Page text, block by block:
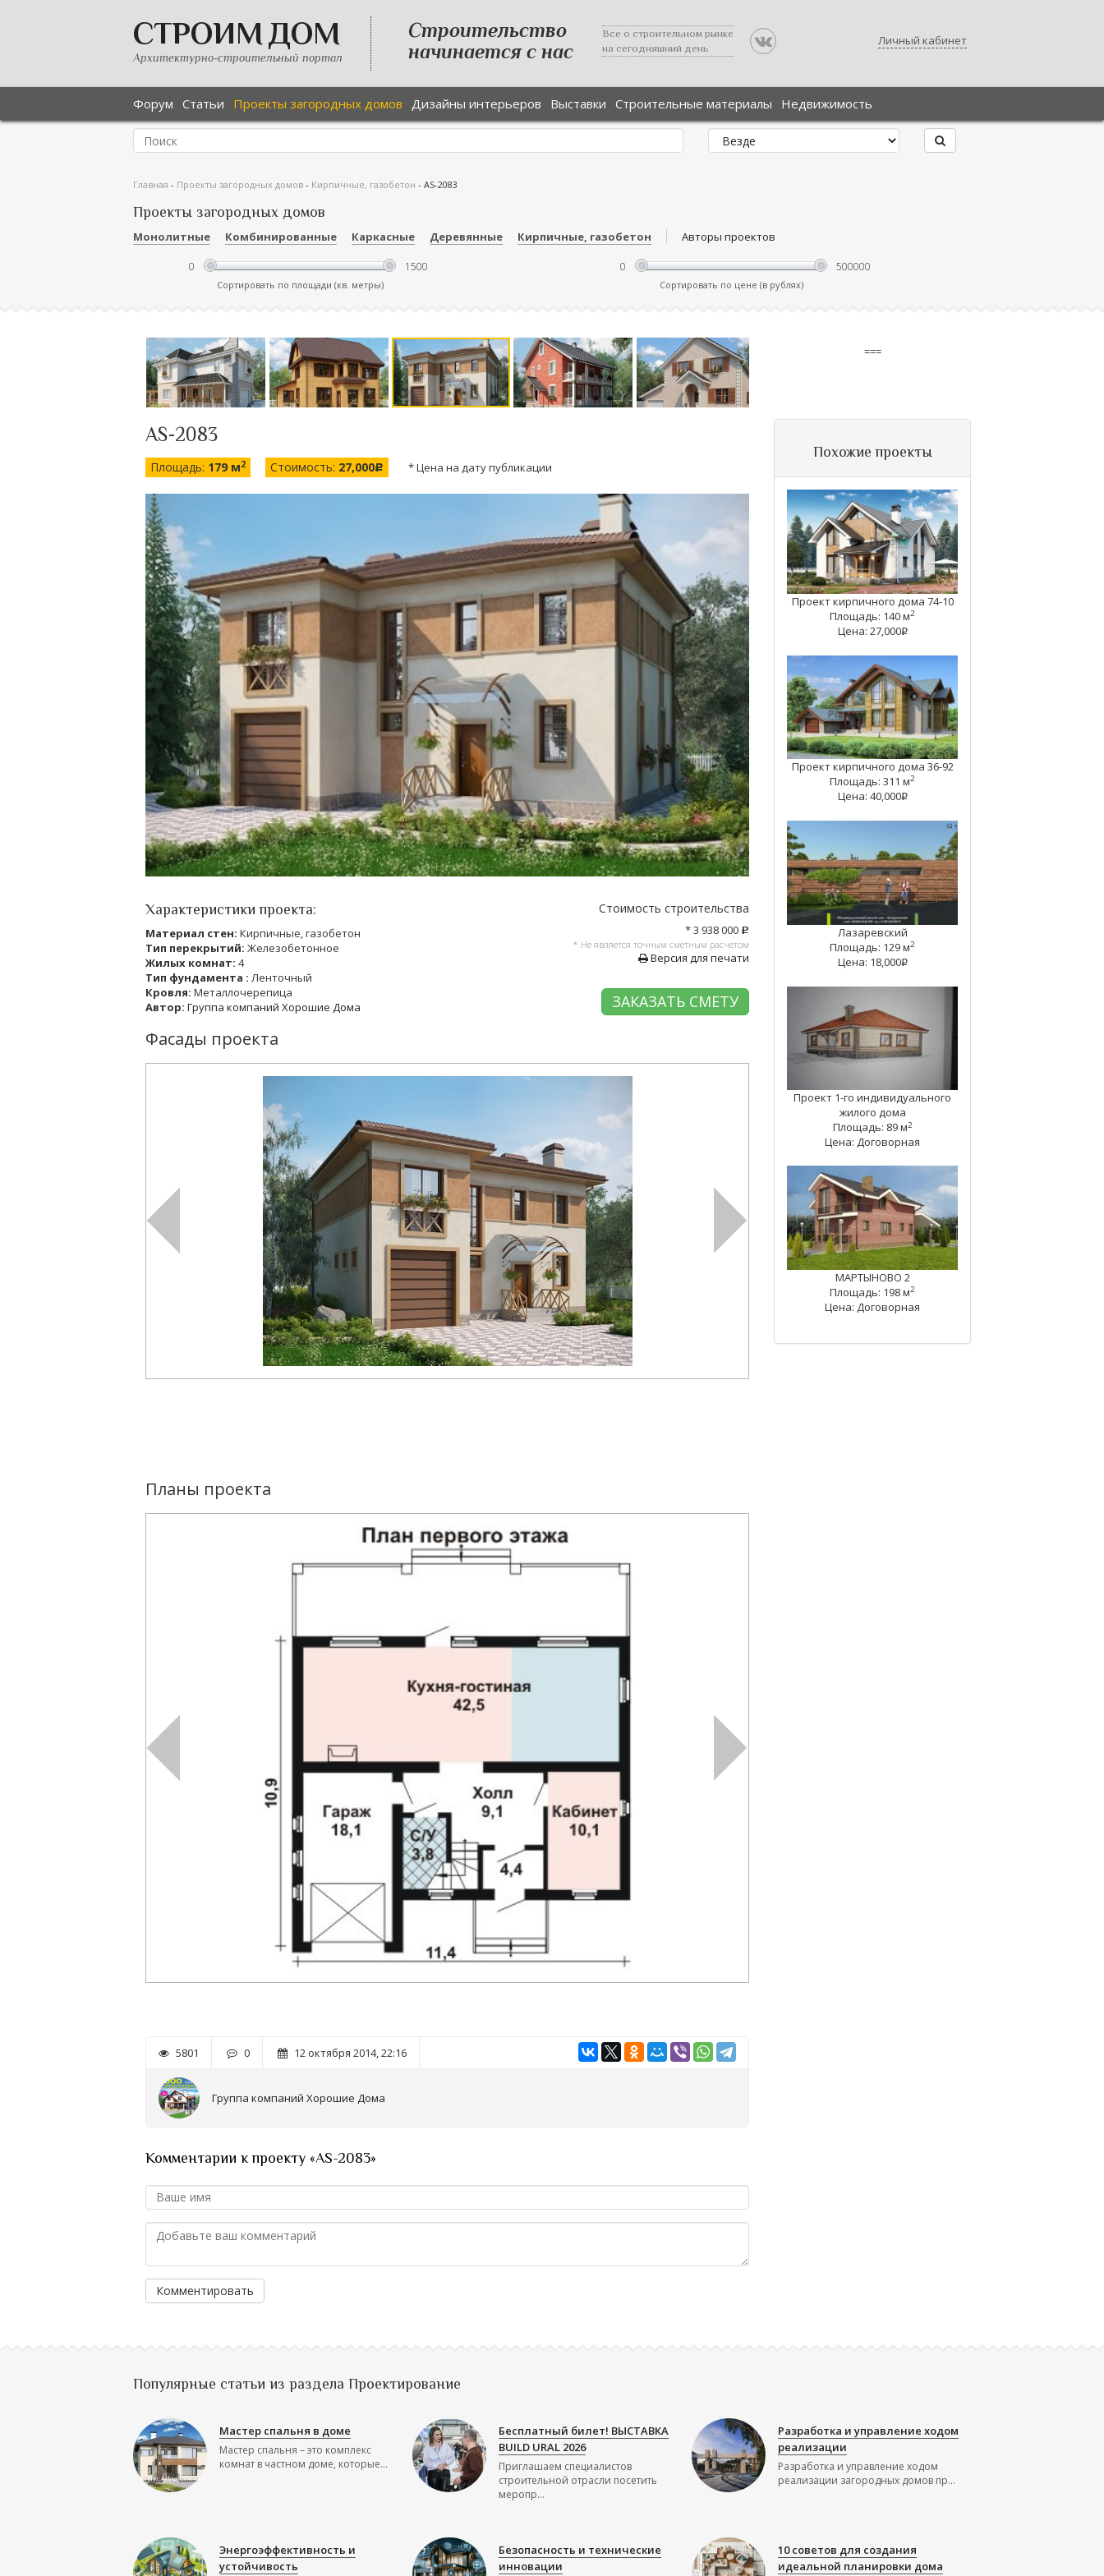
СТРОИМ ДОМ
Архитектурно-строительный портал
Строительство
начинается с нас
Все о строительном рынке
на сегодняшний день
Личный кабинет
Форум Статьи Проекты загородных домов Дизайны интерьеров Выставки Строительные материалы Недвижимость
Главная - Проекты загородных домов - Кирпичные, газобетон - AS-2083
Проекты загородных домов
Монолитные Комбинированные Каркасные Деревянные Кирпичные, газобетон Авторы проектов
Сортировать по площади (кв. метры) Сортировать по цене (в рублях)
AS-2083
Площадь: 179 м2 Стоимость: 27,000c * Цена на дату публикации
Характеристики проекта:
Материал стен: Кирпичные, газобетон
Тип перекрытий: Железобетонное
Жилых комнат: 4
Тип фундамента : Ленточный
Кровля: Металлочерепица
Автор: Группа компаний Хорошие Дома
Стоимость строительства
* 3 938 000 c
* Не является точным сметным расчетом
Версия для печати
ЗАКАЗАТЬ СМЕТУ
Фасады проекта
Планы проекта
5801 0 12 октября 2014, 22:16
Группа компаний Хорошие Дома
Комментарии к проекту «AS-2083»
Комментировать
===
Похожие проекты
Проект кирпичного дома 74-10
Площадь: 140 м2
Цена: 27,000q
Проект кирпичного дома 36-92
Площадь: 311 м2
Цена: 40,000q
Лазаревский
Площадь: 129 м2
Цена: 18,000q
Проект 1-го индивидуального
жилого дома
Площадь: 89 м2
Цена: Договорная
МАРТЫНОВО 2
Площадь: 198 м2
Цена: Договорная
Популярные статьи из раздела Проектирование
Мастер спальня в доме
Мастер спальня – это комплекс
комнат в частном доме, которые...
Бесплатный билет! ВЫСТАВКА
BUILD URAL 2026
Приглашаем специалистов
строительной отрасли посетить
меропр...
Разработка и управление ходом
реализации
Разработка и управление ходом
реализации загородных домов пр...
Энергоэффективность и
устойчивость
Безопасность и технические
инновации
10 советов для создания
идеальной планировки дома